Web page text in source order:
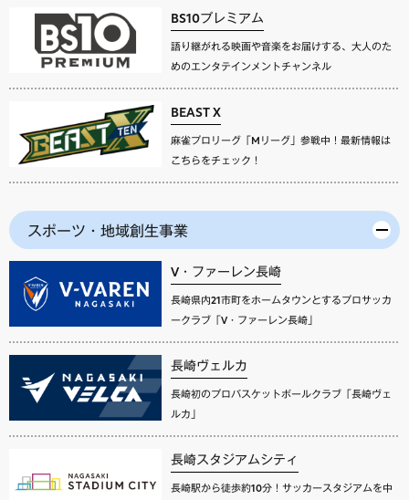
BS10プレミアム
語り継がれる映画や音楽をお届けする、大人のた
めのエンタテインメントチャンネル
BEAST X
麻雀プロリーグ「Mリーグ」参戦中！最新情報は
こちらをチェック！
スポーツ・地域創生事業
V・ファーレン長崎
長崎県内21市町をホームタウンとするプロサッカ
ークラブ「V・ファーレン長崎」
長崎ヴェルカ
長崎初のプロバスケットボールクラブ「長崎ヴェ
ルカ」
長崎スタジアムシティ
長崎駅から徒歩約10分！サッカースタジアムを中